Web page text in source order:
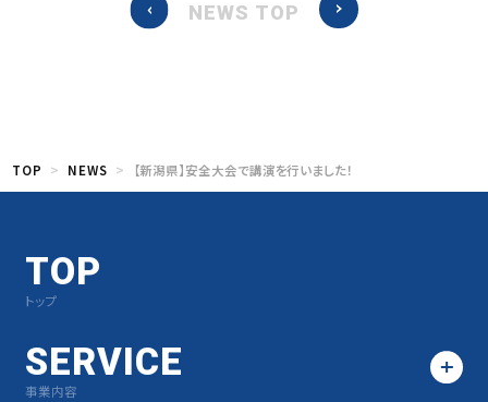
NEWS TOP
TOP NEWS 【新潟県】安全大会で講演を行いました！
TOP
トップ
SERVICE
事業内容